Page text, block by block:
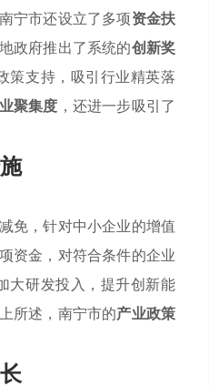
宁市还设立了多项资金扶
政府推出了系统的创新奖
策支持，吸引行业精英落
聚集度 ，还进一步吸引了
免，针对中小企业的增值
资金，对符合条件的企业
大研发投入，提升创新能
所述，南宁市的产业政策